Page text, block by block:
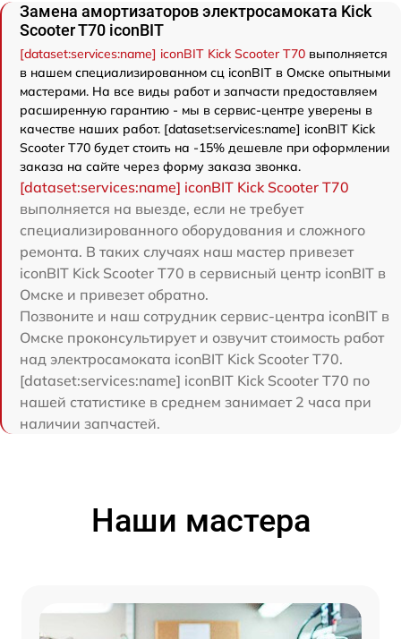
Замена амортизаторов электросамоката Kick
Scooter T70 iconBIT
[dataset:services:name] iconBIT Kick Scooter T70 выполняется
в нашем специализированном сц iconBIT в Омске опытными
мастерами. На все виды работ и запчасти предоставляем
расширенную гарантию - мы в сервис-центре уверены в
качестве наших работ. [dataset:services:name] iconBIT Kick
Scooter T70 будет стоить на -15% дешевле при оформлении
заказа на сайте через форму заказа звонка.
[dataset:services:name] iconBIT Kick Scooter T70
выполняется на выезде, если не требует
специализированного оборудования и сложного
ремонта. В таких случаях наш мастер привезет
iconBIT Kick Scooter T70 в сервисный центр iconBIT в
Омске и привезет обратно.
Позвоните и наш сотрудник сервис-центра iconBIT в
Омске проконсультирует и озвучит стоимость работ
над электросамоката iconBIT Kick Scooter T70.
[dataset:services:name] iconBIT Kick Scooter T70 по
нашей статистике в среднем занимает 2 часа при
наличии запчастей.
Наши мастера